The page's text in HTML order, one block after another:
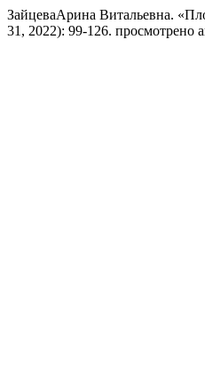
ЗайцеваАрина Витальевна.
31, 2022): 99-126. просмотрено